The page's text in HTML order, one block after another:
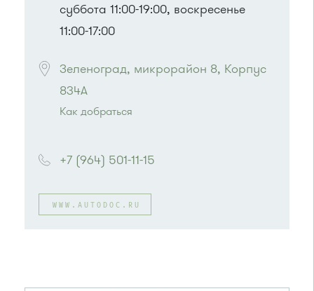
суббота 11:00-19:00, воскресенье
11:00-17:00
Зеленоград, микрорайон 8, Корпус
834А
Как добраться
площадь"
Автобусы № 14, 16, 20, 400т, 28.
или до остановки"Станция Крюково"
Автобусы № 1, 2, 3, 4, 9, 10, 11, 12, 13, 21, 23,
+7 (964) 501-11-15
WWW.AUTODOC.RU